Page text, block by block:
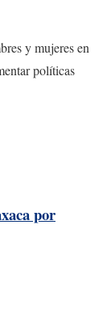
y mujeres en
políticas
por